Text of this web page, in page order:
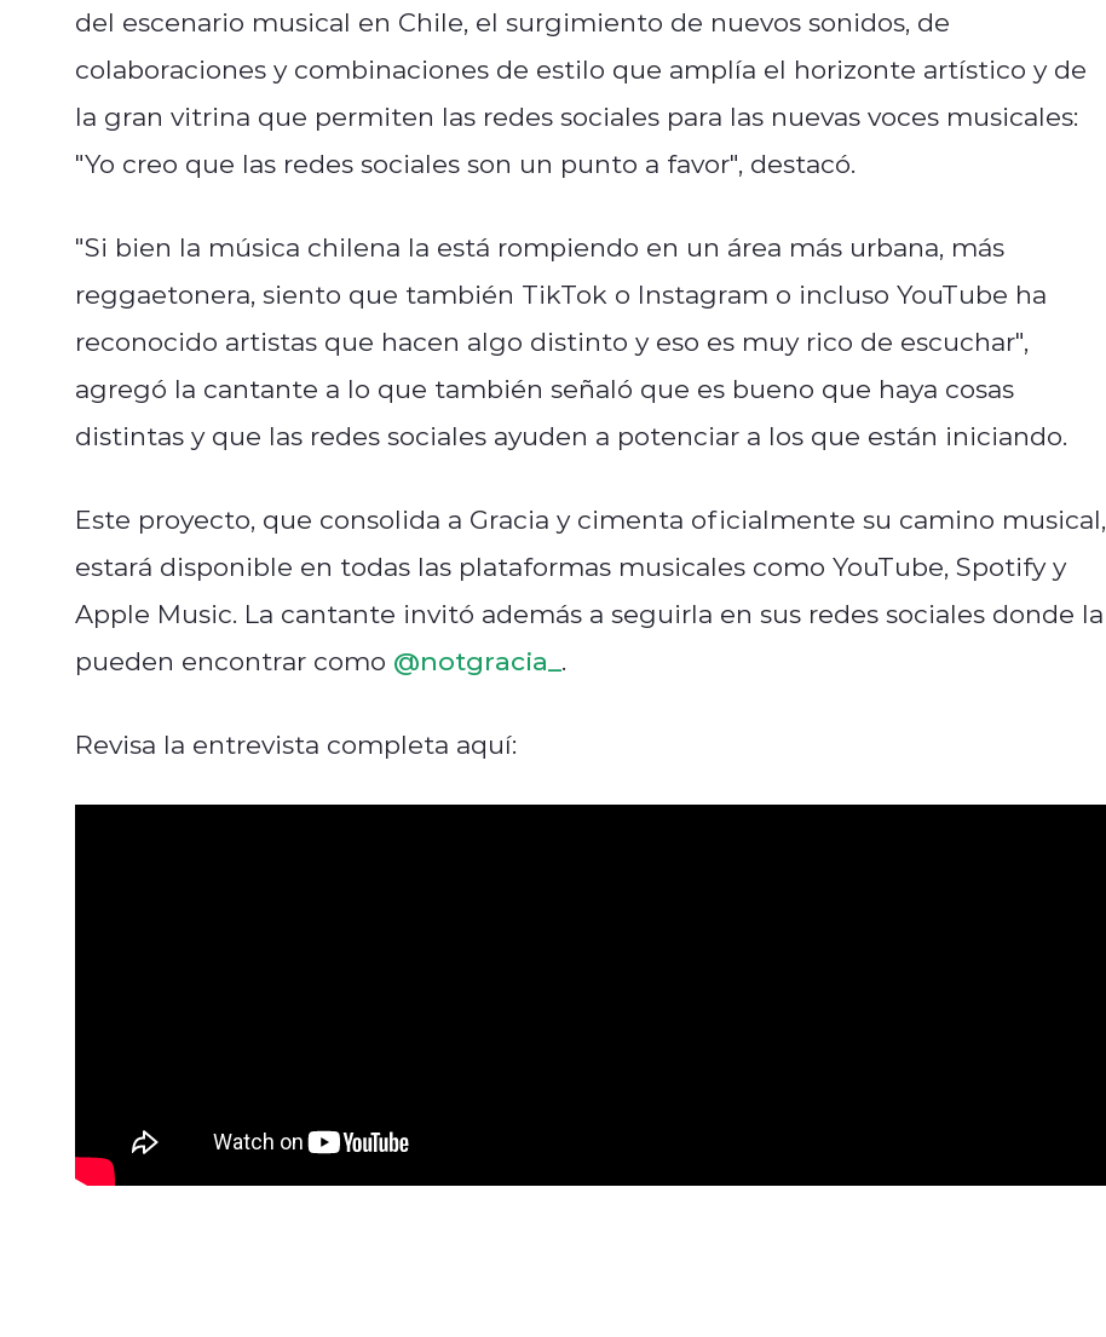
del escenario musical en Chile, el surgimiento de nuevos sonidos, de
colaboraciones y combinaciones de estilo que amplía el horizonte artístico y de
la gran vitrina que permiten las redes sociales para las nuevas voces musicales:
"Yo creo que las redes sociales son un punto a favor", destacó.
"Si bien la música chilena la está rompiendo en un área más urbana, más
reggaetonera, siento que también TikTok o Instagram o incluso YouTube ha
reconocido artistas que hacen algo distinto y eso es muy rico de escuchar",
agregó la cantante a lo que también señaló que es bueno que haya cosas
distintas y que las redes sociales ayuden a potenciar a los que están iniciando.
Este proyecto, que consolida a Gracia y cimenta oficialmente su camino musical,
estará disponible en todas las plataformas musicales como YouTube, Spotify y
Apple Music. La cantante invitó además a seguirla en sus redes sociales donde la
pueden encontrar como @notgracia_.
Revisa la entrevista completa aquí: